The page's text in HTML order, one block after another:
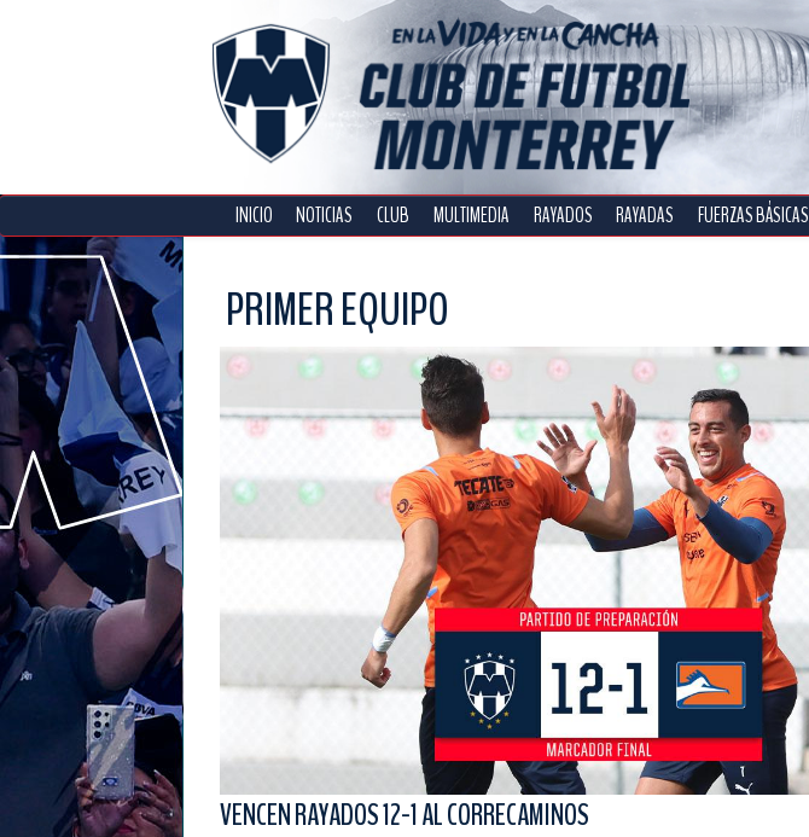
INICIO NOTICIAS CLUB MULTIMEDIA RAYADOS RAYADAS FUERZAS BÁSICAS
PRIMER EQUIPO
VENCEN RAYADOS 12-1 AL CORRECAMINOS